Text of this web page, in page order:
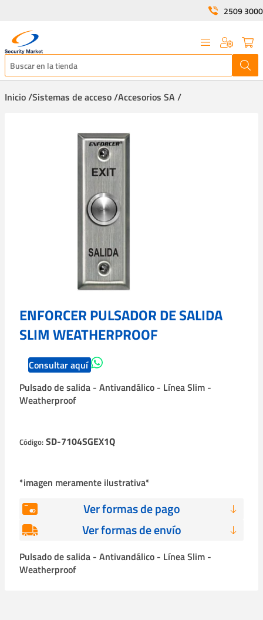
2509 3000
Inicio /Sistemas de acceso /Accesorios SA /
ENFORCER PULSADOR DE SALIDA
SLIM WEATHERPROOF
Consultar aquí
Pulsado de salida - Antivandálico - Línea Slim -
Weatherproof
Código: SD-7104SGEX1Q
*imagen meramente ilustrativa*
Ver formas de pago
Ver formas de envío
Pulsado de salida - Antivandálico - Línea Slim -
Weatherproof